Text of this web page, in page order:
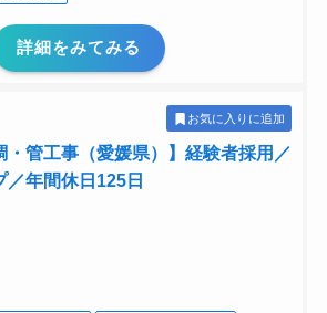
詳細をみてみる
お気に入りに追加
・管工事（愛媛県）】経験者採用／
／年間休日125日